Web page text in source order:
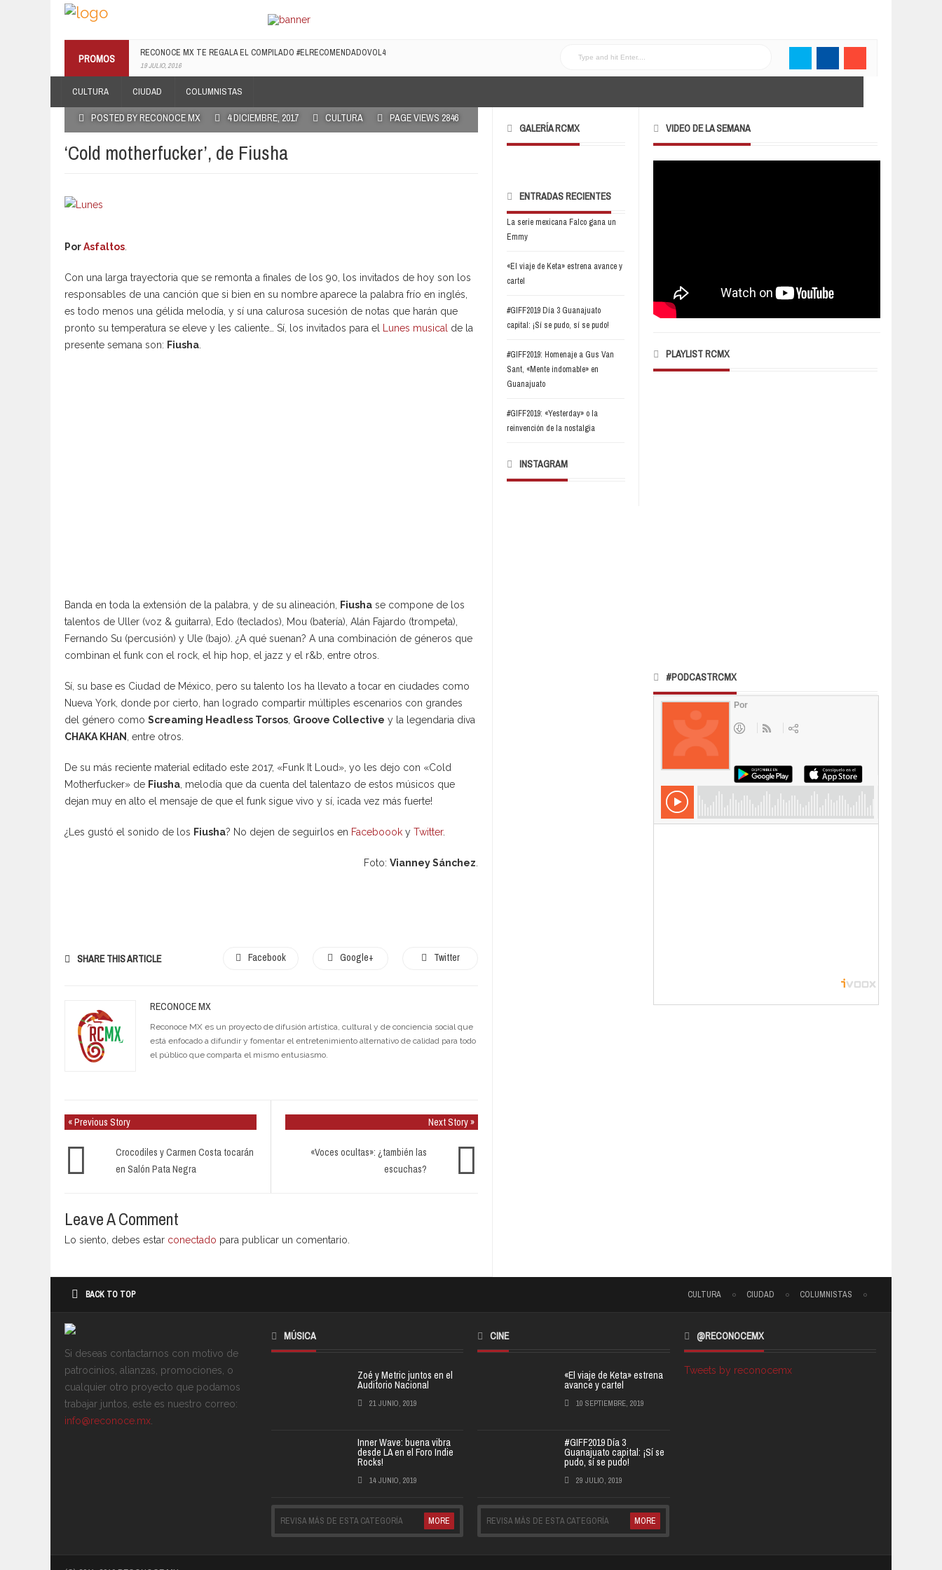
PROMOS RECONOCE MX TE REGALA EL COMPILADO #ELRECOMENDADOVOL4
19 JULIO, 2016
CULTURA CIUDAD COLUMNISTAS
POSTED BY RECONOCE MX 4 DICIEMBRE, 2017 CULTURA PAGE VIEWS 2846
‘Cold motherfucker’, de Fiusha
PorAsfaltos
Con una larga trayectoria que se remonta a finales de los 90, los invitados de hoy son los
responsables de una canción que si bien en su nombre aparece la palabra frío en inglés,
es todo menos una gélida melodía, y sí una calurosa sucesión de notas que harán que
pronto su temperatura se eleve y les caliente… Sí, los invitados para el
Lunes musical
de la
presente semana son: Fiusha
Banda en toda la extensión de la palabra, y de su alineación, Fiusha se compone de los
talentos de Uller (voz & guitarra), Edo (teclados), Mou (batería), Alán Fajardo (trompeta),
Fernando Su (percusión) y Ule (bajo). ¿A qué suenan? A una combinación de géneros que
combinan el funk con el rock, el hip hop, el jazz y el r&b, entre otros.
Sí, su base es Ciudad de México, pero su talento los ha llevato a tocar en ciudades como
Nueva York, donde por cierto, han logrado compartir múltiples escenarios con grandes
del género como Screaming Headless Torsos Groove Collective y la legendaria diva
CHAKA KHAN
, entre otros.
De su más reciente material editado este 2017, «Funk It Loud», yo les dejo con «Cold
Motherfucker» de Fiusha , melodía que da cuenta del talentazo de estos músicos que
dejan muy en alto el mensaje de que el funk sigue vivo y sí, ¡cada vez más fuerte!
¿Les gustó el sonido de los Fiusha? No dejen de seguirlos en Faceboook y Twitter.
Foto: Vianney Sánchez
SHARE THIS ARTICLE Facebook Google+ Twitter
RECONOCE MX
Reconoce MX es un proyecto de difusión artística, cultural y de conciencia social que
está enfocado a difundir y fomentar el entretenimiento alternativo de calidad para todo
el público que comparta el mismo entusiasmo.
« Previous Story
Crocodiles y Carmen Costa tocarán
en Salón Pata Negra
Next Story »
«Voces ocultas»: ¿también las
escuchas?
Leave A Comment
Lo siento, debes estar conectado para publicar un comentario.
GALERÍA RCMX
ENTRADAS RECIENTES
La serie mexicana Falco gana un
Emmy
«El viaje de Keta» estrena avance y
cartel
#GIFF2019 Día 3 Guanajuato
capital: ¡Sí se pudo, sí se pudo!
#GIFF2019: Homenaje a Gus Van
Sant, «Mente indomable» en
Guanajuato
#GIFF2019: «Yesterday» o la
reinvención de la nostalgia
INSTAGRAM
VIDEO DE LA SEMANA
PLAYLIST RCMX
#PODCASTRCMX
BACK TO TOP CULTURA CIUDAD COLUMNISTAS
Si deseas contactarnos con motivo de
patrocinios, alianzas, promociones, o
cualquier otro proyecto que podamos
trabajar juntos, este es nuestro correo:
info@reconoce.mx
MÚSICA
Zoé y Metric juntos en el
Auditorio Nacional
21 JUNIO, 2019
Inner Wave: buena vibra
desde LA en el Foro Indie
Rocks!
14 JUNIO, 2019
REVISA MÁS DE ESTA CATEGORÍA MORE
CINE
«El viaje de Keta» estrena
avance y cartel
10 SEPTIEMBRE, 2019
#GIFF2019 Día 3
Guanajuato capital: ¡Sí se
pudo, sí se pudo!
29 JULIO, 2019
REVISA MÁS DE ESTA CATEGORÍA MORE
@RECONOCEMX
Tweets by reconocemx